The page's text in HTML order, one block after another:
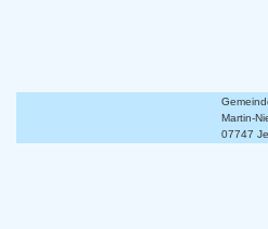
Martin-
07747